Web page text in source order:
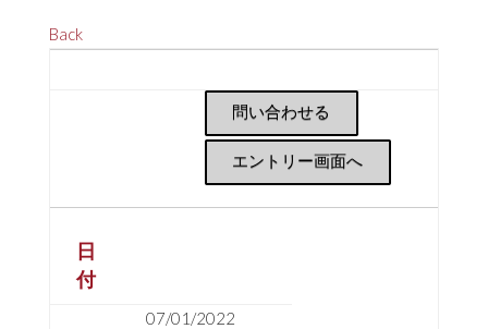
Back
問い合わせる
エントリー画面へ
日
付
07/01/2022